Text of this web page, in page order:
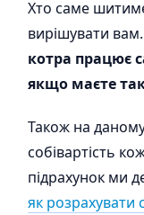
Хто саме
вирішувати
котра працює
якщо маєте
Також на
собівартість
підрахунок ми
як розрахувати